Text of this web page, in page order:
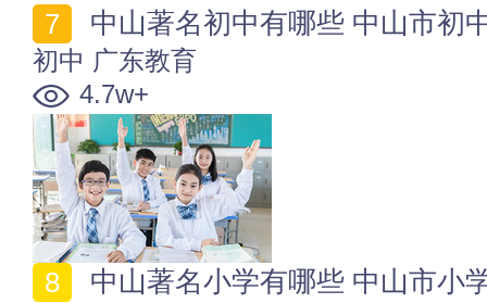
中山著名初中有哪些 中山市初
初中 广东教育
4.7w+
中山著名小学有哪些 中山市小